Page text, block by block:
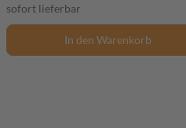
sofort lieferbar
In den Warenkorb